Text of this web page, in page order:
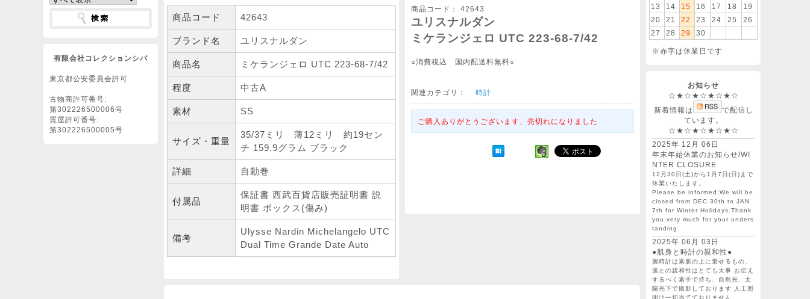
有限会社コレクションシバ
東京都公安委員会許可
古物商許可番号:
第302226500006号
質屋許可番号:
第302226500005号
商品コード 42643
ブランド名 ユリスナルダン
商品名 ミケランジェロ UTC 223-68-7/42
程度 中古A
素材 SS
サイズ・重量
35/37ミリ 薄12ミリ 約19セン
チ 159.9グラム ブラック
詳細 自動巻
付属品
保証書 西武百貨店販売証明書 説
明書 ボックス(傷み)
備考
Ulysse Nardin Michelangelo UTC
Dual Time Grande Date Auto
商品コード： 42643
ユリスナルダン
ミケランジェロ UTC 223-68-7/42
○消費税込 国内配送料無料○
関連カテゴリ： 時計
ご購入ありがとうございます、売切れになりました
13
14 15 16 17 18
19
20
21 22 23 24 25
26
27
28 29 30
※赤字は休業日です
お知らせ
☆★☆★☆★☆★☆
新着情報は
で配信し
ています。
☆★☆★☆★☆★☆
2025年 12月 06日
年末年始休業のお知らせ/WI
NTER CLOSURE
12月30日(土)から1月7日(日)まで
休業いたします。
Please be informed:We will be
closed from DEC 30th to JAN
7th for Winter Holidays.Thank
you very much for your unders
tanding.
2025年 06月 03日
●肌身と時計の親和性●
腕時計は素肌の上に乗せるもの、
肌との親和性はとても大事 お伝え
するべく素手で持ち、自然光、太
陽光下で撮影しております 人工照
明は一切当てておりません